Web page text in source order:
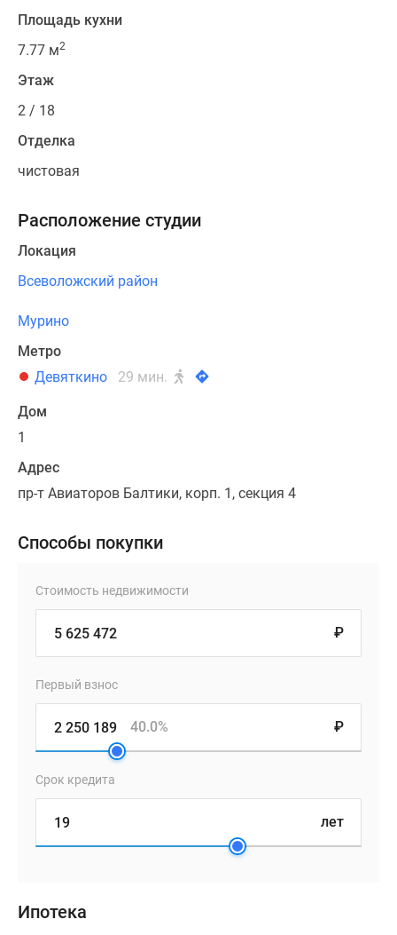
Площадь кухни
7.77 м2
Этаж
2 / 18
Отделка
чистовая
Расположение студии
Локация
Всеволожский район
Мурино
Метро
Девяткино
29 мин.
Дом
1
Адрес
пр-т Авиаторов Балтики, корп. 1, секция 4
Способы покупки
Стоимость недвижимости
₽
Первый взнос
₽
40.0%
Срок кредита
лет
Ипотека